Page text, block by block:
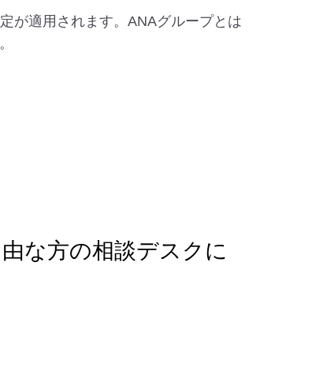
が適用されます。ANAグループとは
な方の相談デスクに